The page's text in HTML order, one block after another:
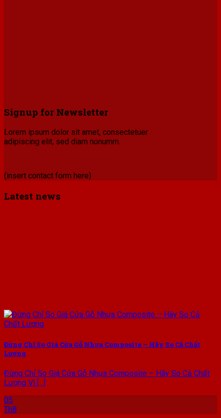
Signup for Newsletter
Lorem ipsum dolor sit amet, consectetuer
adipiscing elit, sed diam nonumm.
(insert contact form here)
Latest news
Đừng Chỉ So Giá Cửa Gỗ Nhựa Composite – Hãy So Cả Chất
Lượng
Đừng Chỉ So Giá Cửa Gỗ Nhựa Composite – Hãy So Cả Chất
Lượng Vì [...]
05
Th8